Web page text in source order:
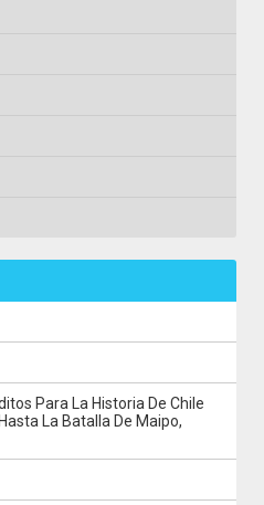
Para La Historia De Chile
La Batalla De Maipo,